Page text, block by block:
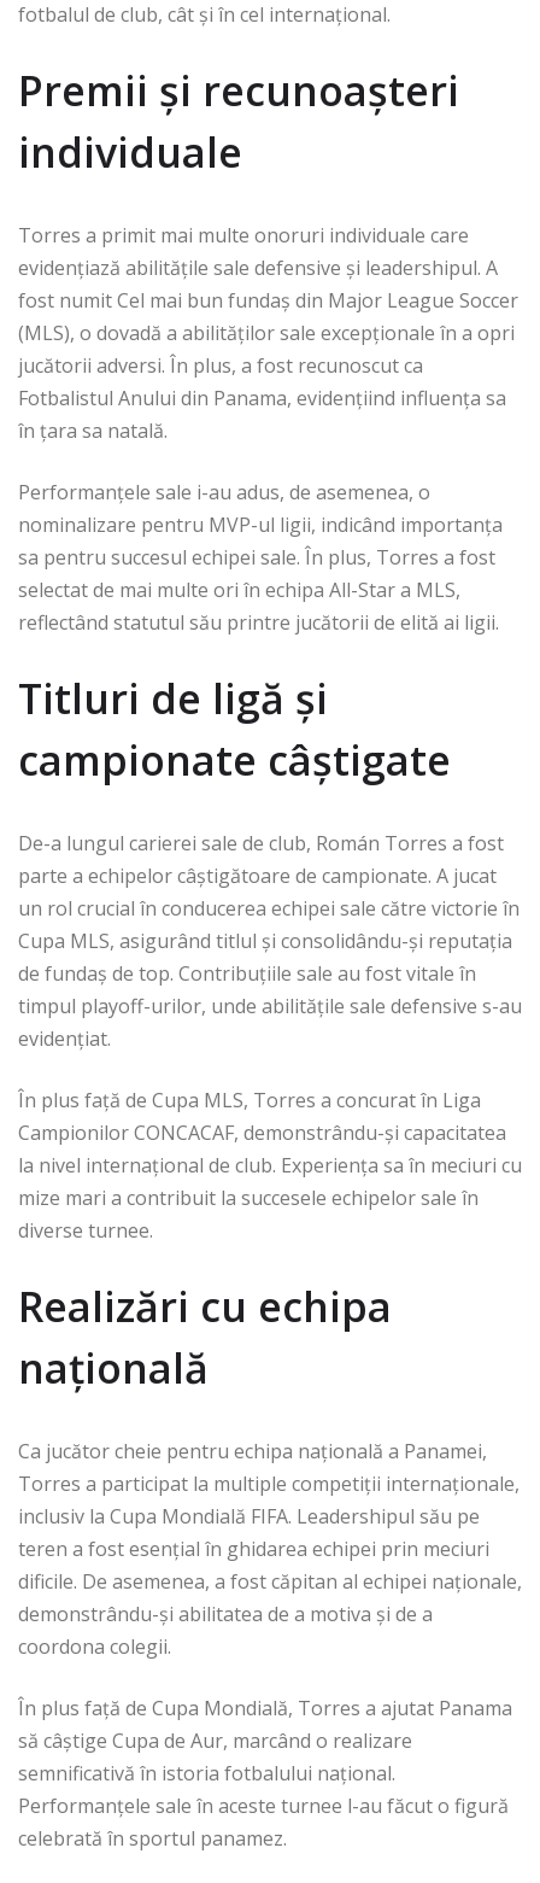
fotbalul de club, cât și în cel internațional.
Premii și recunoașteri
individuale
Torres a primit mai multe onoruri individuale care
evidențiază abilitățile sale defensive și leadershipul. A
fost numit Cel mai bun fundaș din Major League Soccer
(MLS), o dovadă a abilităților sale excepționale în a opri
jucătorii adversi. În plus, a fost recunoscut ca
Fotbalistul Anului din Panama, evidențiind influența sa
în țara sa natală.
Performanțele sale i-au adus, de asemenea, o
nominalizare pentru MVP-ul ligii, indicând importanța
sa pentru succesul echipei sale. În plus, Torres a fost
selectat de mai multe ori în echipa All-Star a MLS,
reflectând statutul său printre jucătorii de elită ai ligii.
Titluri de ligă și
campionate câștigate
De-a lungul carierei sale de club, Román Torres a fost
parte a echipelor câștigătoare de campionate. A jucat
un rol crucial în conducerea echipei sale către victorie în
Cupa MLS, asigurând titlul și consolidându-și reputația
de fundaș de top. Contribuțiile sale au fost vitale în
timpul playoff-urilor, unde abilitățile sale defensive s-au
evidențiat.
În plus față de Cupa MLS, Torres a concurat în Liga
Campionilor CONCACAF, demonstrându-și capacitatea
la nivel internațional de club. Experiența sa în meciuri cu
mize mari a contribuit la succesele echipelor sale în
diverse turnee.
Realizări cu echipa
națională
Ca jucător cheie pentru echipa națională a Panamei,
Torres a participat la multiple competiții internaționale,
inclusiv la Cupa Mondială FIFA. Leadershipul său pe
teren a fost esențial în ghidarea echipei prin meciuri
dificile. De asemenea, a fost căpitan al echipei naționale,
demonstrându-și abilitatea de a motiva și de a
coordona colegii.
În plus față de Cupa Mondială, Torres a ajutat Panama
să câștige Cupa de Aur, marcând o realizare
semnificativă în istoria fotbalului național.
Performanțele sale în aceste turnee l-au făcut o figură
celebrată în sportul panamez.